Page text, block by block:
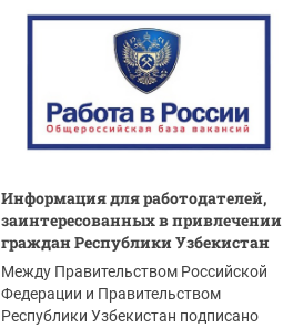
Информация для работодателей,
заинтересованных в привлечении
граждан Республики Узбекистан
Между Правительством Российской
Федерации и Правительством
Республики Узбекистан подписано